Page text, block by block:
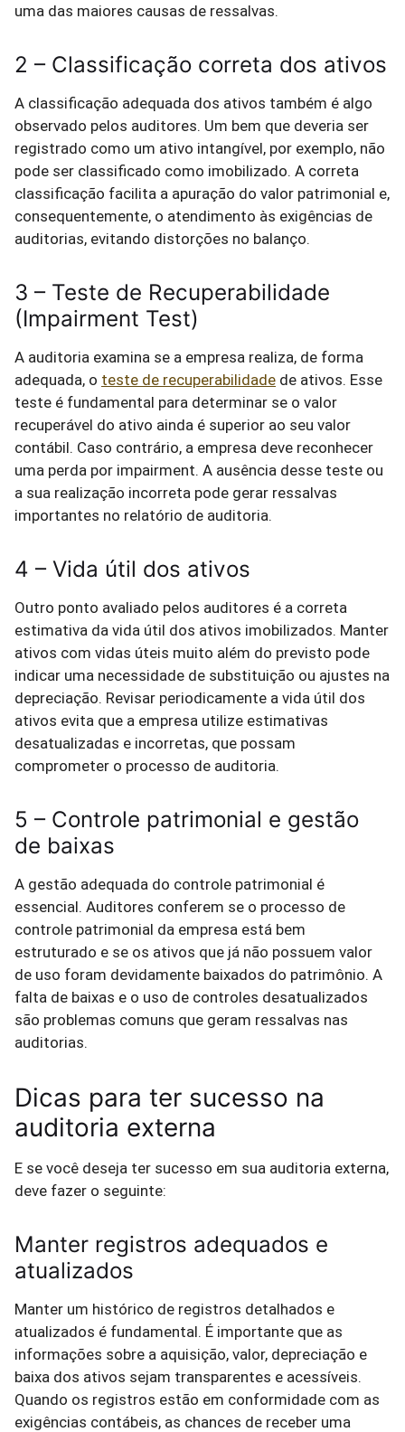
uma das maiores causas de ressalvas.
2 – Classificação correta dos ativos
A classificação adequada dos ativos também é algo
observado pelos auditores. Um bem que deveria ser
registrado como um ativo intangível, por exemplo, não
pode ser classificado como imobilizado. A correta
classificação facilita a apuração do valor patrimonial e,
consequentemente, o atendimento às exigências de
auditorias, evitando distorções no balanço.
3 – Teste de Recuperabilidade
(Impairment Test)
A auditoria examina se a empresa realiza, de forma
adequada, o teste de recuperabilidade de ativos. Esse
teste é fundamental para determinar se o valor
recuperável do ativo ainda é superior ao seu valor
contábil. Caso contrário, a empresa deve reconhecer
uma perda por impairment. A ausência desse teste ou
a sua realização incorreta pode gerar ressalvas
importantes no relatório de auditoria.
4 – Vida útil dos ativos
Outro ponto avaliado pelos auditores é a correta
estimativa da vida útil dos ativos imobilizados. Manter
ativos com vidas úteis muito além do previsto pode
indicar uma necessidade de substituição ou ajustes na
depreciação. Revisar periodicamente a vida útil dos
ativos evita que a empresa utilize estimativas
desatualizadas e incorretas, que possam
comprometer o processo de auditoria.
5 – Controle patrimonial e gestão
de baixas
A gestão adequada do controle patrimonial é
essencial. Auditores conferem se o processo de
controle patrimonial da empresa está bem
estruturado e se os ativos que já não possuem valor
de uso foram devidamente baixados do patrimônio. A
falta de baixas e o uso de controles desatualizados
são problemas comuns que geram ressalvas nas
auditorias.
Dicas para ter sucesso na
auditoria externa
E se você deseja ter sucesso em sua auditoria externa,
deve fazer o seguinte:
Manter registros adequados e
atualizados
Manter um histórico de registros detalhados e
atualizados é fundamental. É importante que as
informações sobre a aquisição, valor, depreciação e
baixa dos ativos sejam transparentes e acessíveis.
Quando os registros estão em conformidade com as
exigências contábeis, as chances de receber uma